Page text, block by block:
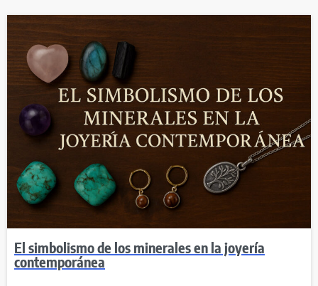
El simbolismo de los minerales en la joyería
contemporánea